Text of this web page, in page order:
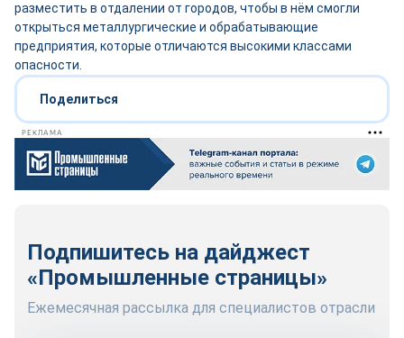
разместить в отдалении от городов, чтобы в нём смогли
открыться металлургические и обрабатывающие
предприятия, которые отличаются высокими классами
опасности.
Поделиться
РЕКЛАМА
Подпишитесь на дайджест
«Промышленные страницы»
Ежемесячная рассылка для специалистов отрасли